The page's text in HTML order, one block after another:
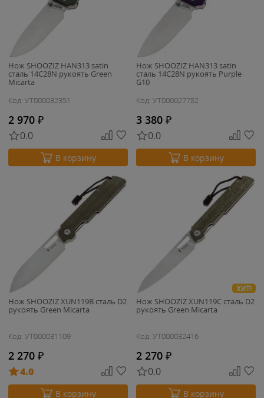
Нож SHOOZIZ HAN313 satin
сталь 14C28N рукоять Green
Micarta
Код: УТ000032351
2 970 ₽
0.0
В корзину
Нож SHOOZIZ HAN313 satin
сталь 14C28N рукоять Purple
G10
Код: УТ000027782
3 380 ₽
0.0
В корзину
Нож SHOOZIZ XUN119B сталь D2
рукоять Green Micarta
Код: УТ000031109
2 270 ₽
4.0
В корзину
ХИТ!
Нож SHOOZIZ XUN119C сталь D2
рукоять Green Micarta
Код: УТ000032416
2 270 ₽
0.0
В корзину